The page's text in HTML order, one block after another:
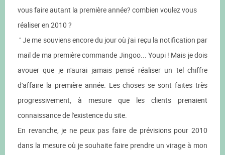
vous faire autant la première année? combien voulez vous
réaliser en 2010 ?
" Je me souviens encore du jour où j'ai reçu la notification par
mail de ma première commande Jingoo... Youpi ! Mais je dois
avouer que je n'aurai jamais pensé réaliser un tel chiffre
d'affaire la première année. Les choses se sont faites très
progressivement, à mesure que les clients prenaient
connaissance de l'existence du site.
En revanche, je ne peux pas faire de prévisions pour 2010
dans la mesure où je souhaite faire prendre un virage à mon